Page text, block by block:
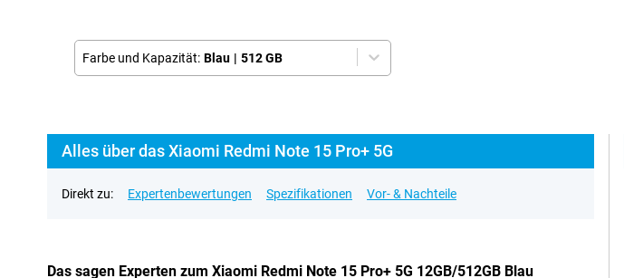
Farbe und Kapazität: Blau | 512 GB
Alles über das Xiaomi Redmi Note 15 Pro+ 5G
Direkt zu: Expertenbewertungen Spezifikationen Vor- & Nachteile
Das sagen Experten zum Xiaomi Redmi Note 15 Pro+ 5G 12GB/512GB Blau